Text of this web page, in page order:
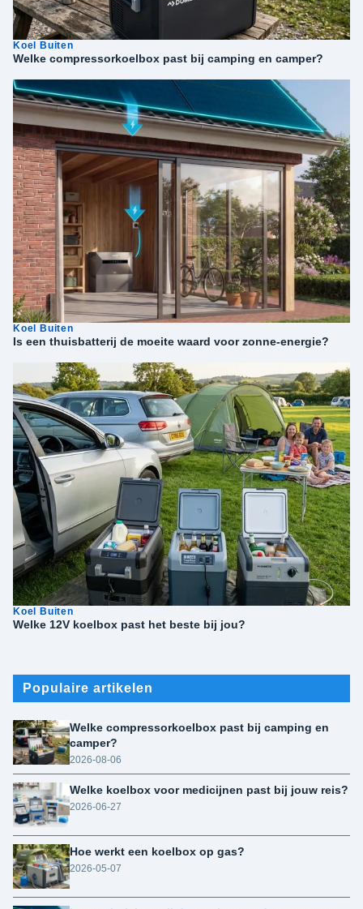
Koel Buiten
Welke compressorkoelbox past bij camping en camper?
Koel Buiten
Is een thuisbatterij de moeite waard voor zonne-energie?
Koel Buiten
Welke 12V koelbox past het beste bij jou?
Populaire artikelen
Welke compressorkoelbox past bij camping en
camper?
2026-08-06
Welke koelbox voor medicijnen past bij jouw reis?
2026-06-27
Hoe werkt een koelbox op gas?
2026-05-07